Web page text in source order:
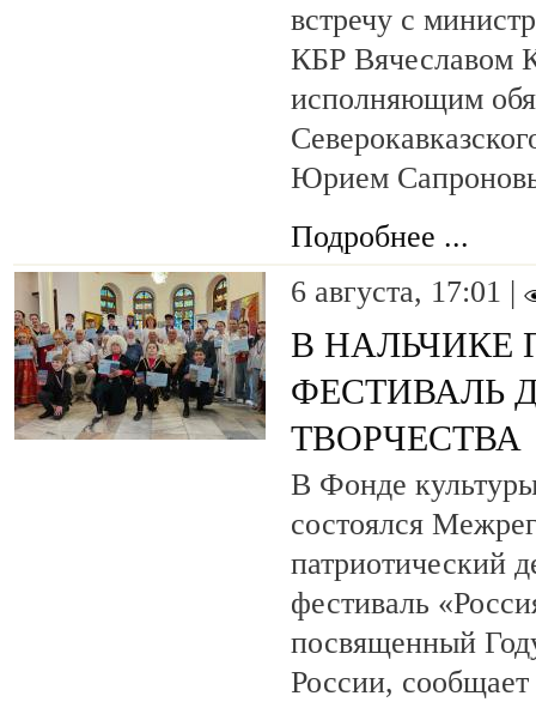
встречу с
КБР Вячеславом
исполняющим
Юрием
Подробнее ...
6 августа, 17:01 |
В НАЛЬЧИКЕ
ФЕСТИВАЛЬ
ТВОРЧЕСТВА
В Фонде
состоялся
патриотический
фестиваль
посвященный
России,